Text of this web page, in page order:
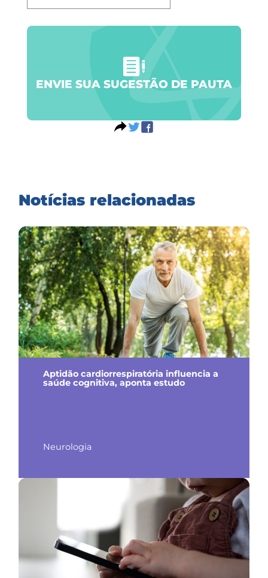
ENVIE SUA SUGESTÃO DE PAUTA
Notícias relacionadas
Aptidão cardiorrespiratória influencia a
saúde cognitiva, aponta estudo
Neurologia